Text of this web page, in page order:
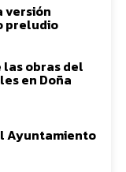
versión
preludio
obras del
en Doña
Ayuntamiento